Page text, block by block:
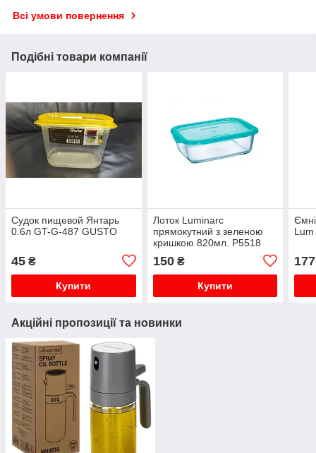
Всі умови повернення
Подібні товари компанії
Судок пищевой Янтарь
0.6л GT-G-487 GUSTO
45 ₴
Купити
Лоток Luminarc
прямокутний з зеленою
кришкою 820мл. Р5518
150₴
Купити
177
Акційні пропозиції та новинки